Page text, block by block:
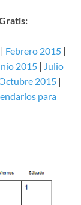
Febrero 2015|
2015 | Julio
2015|
para